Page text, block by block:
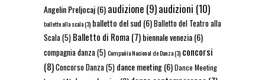
Angelin Preljocaj(6)audizione (9)audizioni (10)
balletto alla scala(3) balletto del sud (6)Balletto del Teatro alla
Scala(5) Balletto di Roma (7)biennale venezia(6)
compagnia danza(5)Compañía Nacional de Danza(3) concorsi
(8)Concorso Danza(5) dance meeting(6)Dance Meeting